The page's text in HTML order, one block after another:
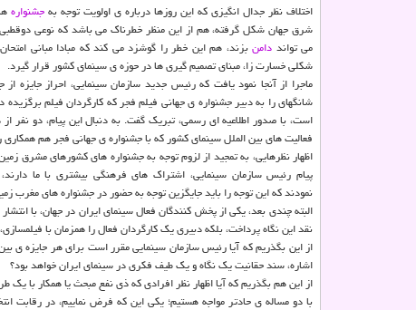
اختلاف نظر جدال انگیزی كه این روزها درباره ی اولویت توجه بهجشنواره
شرق جهان شكل گرفته، هم از این منظر خطرناك می باشد كه نوعی
می تواند دامنبزند، هم این خطر را گوشزد می كند كه مبادا مبانی
شكلی خسارت زا، مبنای تصمیم گیری ها در حوزه ی سینمای كشور قرار گیرد.
ماجرا از آنجا نمود یافت كه رئیس جدید سازمان سینمایی، احراز جایزه
شانگهای را به دبیر جشنواره ی جهانی فیلم فجر كه كارگردان فیلم برگزیده
است، با صدور اطلاعیه ای رسمی، تبریك گفت. به دنبال این پیام، دو نفر
فعالیت های بین الملل سینمای كشور كه با جشنواره ی جهانی فجر هم
اظهار نظرهایی، به تمجید از لزوم توجه به جشنواره های كشورهای مشرق
پیام رئیس سازمان سینمایی، اشتراك های فرهنگی بیشتری با ما دارند،
نمودند كه این توجه را باید جایگزین توجه به حضور در جشنواره های مغرب
البته چندی بعد، یكی از پخش كنندگان فعال سینمای ایران در جهان، با انتشار
نقد این نگاه پرداخت، بلكه دبیری یك كارگردان فعال را همزمان با
از این بگذریم كه آیا رئیس سازمان سینمایی مقرر است برای هر جایزه ی
اشاره، سند حقانیت یك نگاه و یك طیف فكری در سینمای ایران خواهد بود؟
از این هم بگذریم كه آیا اظهار نظر افرادی كه ذی نفع مبحث یا همكار با
با دو مساله ی حادتر مواجه هستیم؛ یكی این كه فرض نماییم، در رقابت